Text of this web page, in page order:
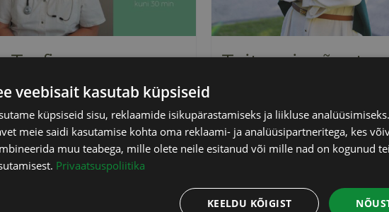
Trofimova
€ sisaldab KM
65,00 €
kuni
sisaldab KM
on
veebisait kasutab küpsiseid
küpsiseid sisu, reklaamide isikupärastamiseks ja liikluse
meie saidi kasutamise kohta oma reklaami- ja analüüsipartneritega, kes
muu teabega, mille olete neile esitanud või mille nad on kogunud
Privaatsuspoliitika
KEELDU KÕIGIST